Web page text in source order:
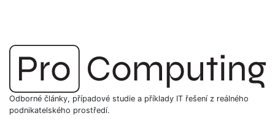
Odborné články, případové studie a příklady IT řešení z reálného
podnikatelského prostředí.